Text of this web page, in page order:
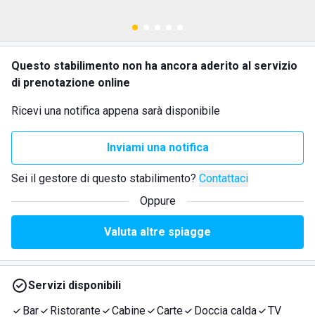
Questo stabilimento non ha ancora aderito al servizio
di prenotazione online
Ricevi una notifica appena sarà disponibile
Inviami una notifica
Sei il gestore di questo stabilimento? Contattaci
Oppure
Valuta altre spiagge
Servizi disponibili
Bar
Ristorante Cabine Carte Doccia calda TV